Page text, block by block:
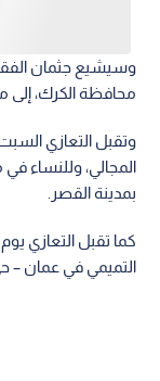
وسيشيع جثمان
محافظة الكرك، إلى
وتقبل التعازي
المجالي، وللنساء
بمدينة القصر.
التميمي في عمان – حي